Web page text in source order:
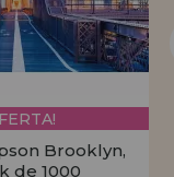
Brooklyn,
de 1000